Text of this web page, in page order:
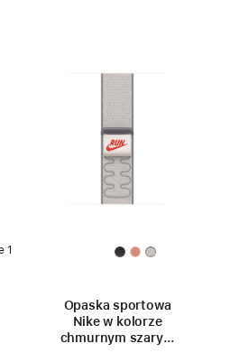
1
Opaska sportowa
Nike w kolorze
chmurnym szarym